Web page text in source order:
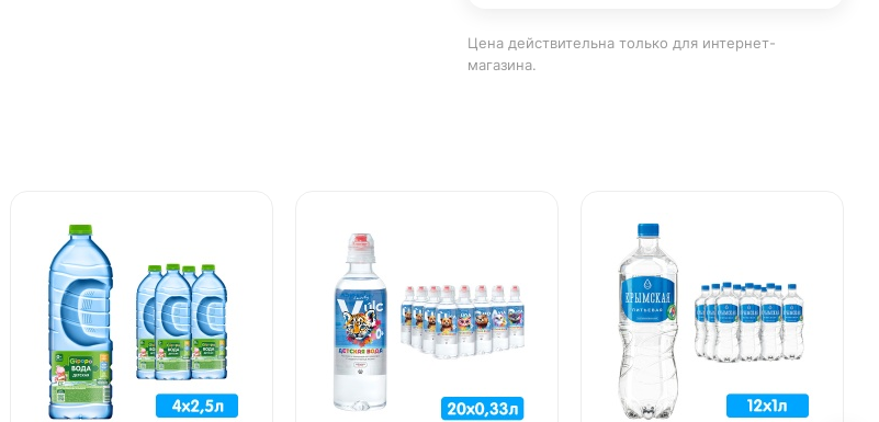
Цена действительна только для интернет-
магазина.